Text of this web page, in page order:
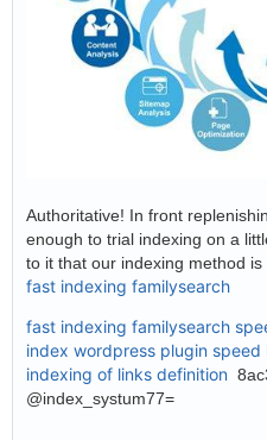
Authoritative! In front
enough to trial indexing on a
to it that our indexing method
fast indexing familysearch
fast indexing familysearch
index wordpress plugin speed
indexing of links definition
@index_systum77=